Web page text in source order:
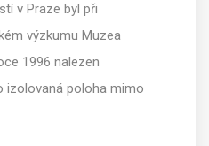
v Praze byl při
výzkumu Muzea
1996 nalezen
izolovaná poloha mimo